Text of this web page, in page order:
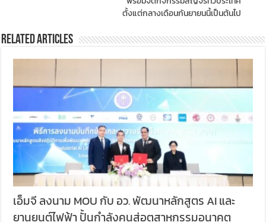
ตั้งแต่กลางเดือนกันยายนนี้เป็นต้นไป
Related Articles
เอ็มจี ลงนาม MOU กับ อว. พัฒนาหลักสูตร AI และ
ยานยนต์ไฟฟ้า ปั้นกำลังคนสู่อุตสาหกรรมอนาคต